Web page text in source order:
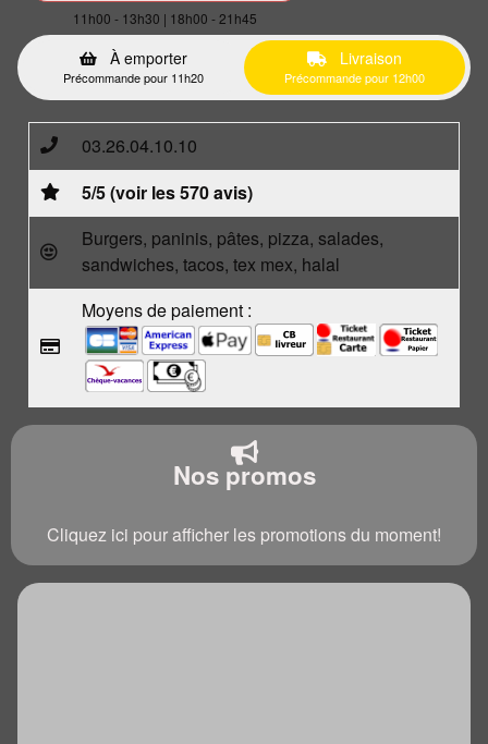
11h00 - 13h30 | 18h00 - 21h45
À emporter
Précommande pour 11h20
Livraison
Précommande pour 12h00
03.26.04.10.10
5/5 (voir les 570 avis)
Burgers, paninis, pâtes, pizza, salades,
sandwiches, tacos, tex mex, halal
Moyens de paiement :
Nos promos
Cliquez ici pour afficher les promotions du moment!